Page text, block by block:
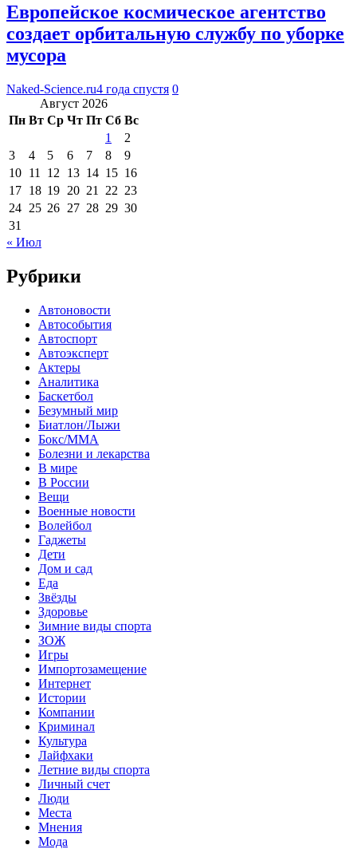
Европейское космическое агентство
создает орбитальную службу по уборке
мусора
Naked-Science.ru4 года спустя 0
Август 2026
Пн Вт Ср Чт Пт Сб Вс
1
2
3
4 5 6 7 8
9
10 11 12 13 14 15 16
17 18 19 20 21 22 23
24 25 26 27 28 29 30
31
« Июл
Рубрики
Автоновости
Автособытия
Автоспорт
Автоэксперт
Актеры
Аналитика
Баскетбол
Безумный мир
Биатлон/Лыжи
Бокс/MMA
Болезни и лекарства
В мире
В России
Вещи
Военные новости
Волейбол
Гаджеты
Дети
Дом и сад
Еда
Звёзды
Здоровье
Зимние виды спорта
ЗОЖ
Игры
Импортозамещение
Интернет
Истории
Компании
Криминал
Культура
Лайфхаки
Летние виды спорта
Личный счет
Люди
Места
Мнения
Мода